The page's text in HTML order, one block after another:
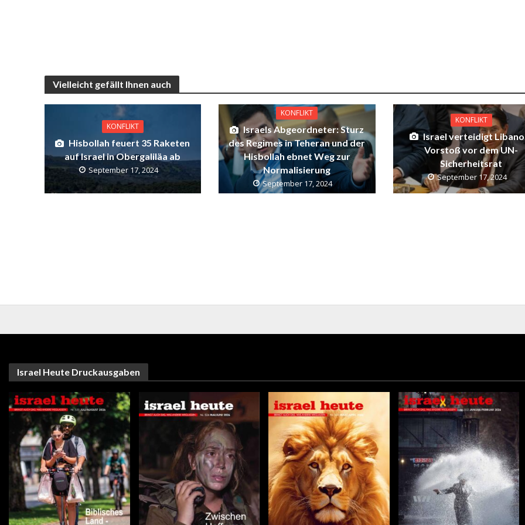
Vielleicht gefällt Ihnen auch
KONFLIKT
Hisbollah feuert 35 Raketen
auf Israel in Obergaliläa ab
September 17, 2024
KONFLIKT
Israels Abgeordneter: Sturz
des Regimes in Teheran und der
Hisbollah ebnet Weg zur
Normalisierung
September 17, 2024
KONFLIKT
Israel verteidigt
Vorstoß vor dem UN-
Sicherheitsrat
September 17, 2024
Israel Heute Druckausgaben